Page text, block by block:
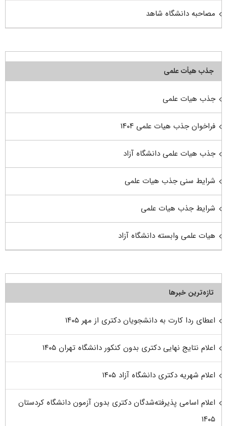
مصاحبه دانشگاه شاهد
جذب هیأت علمی
جذب هیات علمی
فراخوان جذب هیات علمی ۱۴۰۴
جذب هیات علمی دانشگاه آزاد
شرایط سنی جذب هیات علمی
شرایط جذب هیات علمی
هیات علمی وابسته دانشگاه آزاد
تازه‌ترین خبرها
اعطای ردا کارت به دانشجویان دکتری از مهر ۱۴۰۵
اعلام نتایج نهایی دکتری بدون کنکور دانشگاه تهران ۱۴۰۵
اعلام شهریه دکتری دانشگاه آزاد ۱۴۰۵
اعلام اسامی پذیرفته‌شدگان دکتری بدون آزمون دانشگاه کردستان
۱۴۰۵